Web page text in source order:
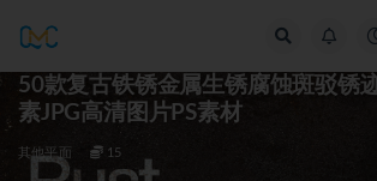
50款复古铁锈金属生锈腐蚀斑驳锈
素JPG高清图片PS素材
其他平面 15